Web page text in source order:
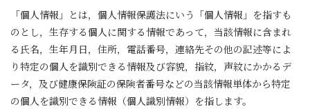
「個人情報」とは，個人情報保護法にいう「個人情報」を指すも
のとし，生存する個人に関する情報であって，当該情報に含まれ
る氏名，生年月日，住所，電話番号，連絡先その他の記述等によ
り特定の個人を識別できる情報及び容貌，指紋，声紋にかかるデ
ータ，及び健康保険証の保険者番号などの当該情報単体から特定
の個人を識別できる情報（個人識別情報）を指します。